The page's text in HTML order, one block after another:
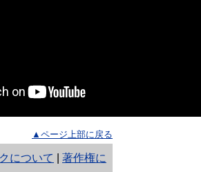
▲ページ上部に戻る
について
著作権に